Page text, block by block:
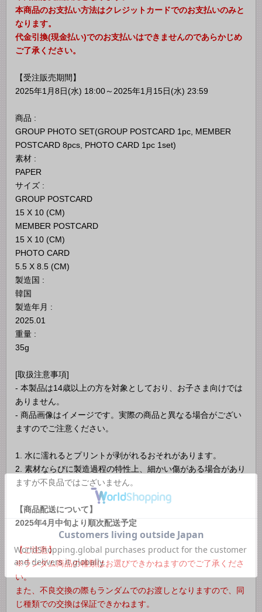
本商品のお支払い方法はクレジットカードでのお支払いのみと
なります。
代金引換(現金払い)でのお支払いはできませんのであらかじめ
ご了承ください。
【受注販売期間】
2025年1月8日(水) 18:00～2025年1月15日(水) 23:59
商品 :
GROUP PHOTO SET(GROUP POSTCARD 1pc, MEMBER
POSTCARD 8pcs, PHOTO CARD 1pc 1set)
素材 :
PAPER
サイズ :
GROUP POSTCARD
15 X 10 (CM)
MEMBER POSTCARD
15 X 10 (CM)
PHOTO CARD
5.5 X 8.5 (CM)
製造国 :
韓国
製造年月 :
2025.01
重量 :
35g
[取扱注意事項]
- 本製品は14歳以上の方を対象としており、お子さま向けでは
ありません。
- 商品画像はイメージです。実際の商品と異なる場合がござい
ますのでご注意ください。
1. 水に濡れるとプリントが剥がれるおそれがあります。
2. 素材ならびに製造過程の特性上、細かい傷がある場合があり
ますが不良品ではございません。
【商品配送について】
2025年4月中旬より順次配送予定
【ご注意】
※ランダム商品の種類はお選びできかねますのでご了承くださ
い。
また、不良交換の際もランダムでのお渡しとなりますので、同
じ種類での交換は保証できかねます。